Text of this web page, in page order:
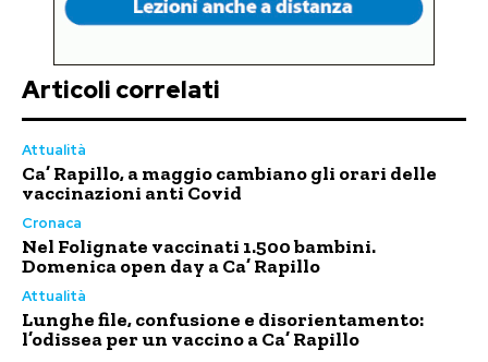
Articoli correlati
Attualità
Ca’ Rapillo, a maggio cambiano gli orari delle
vaccinazioni anti Covid
Cronaca
Nel Folignate vaccinati 1.500 bambini.
Domenica open day a Ca’ Rapillo
Attualità
Lunghe file, confusione e disorientamento:
l’odissea per un vaccino a Ca’ Rapillo